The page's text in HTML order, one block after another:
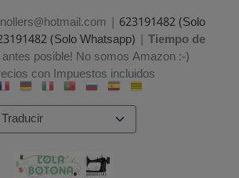
| 623191482 (Solo
(Solo Whatsapp) | Tiempo de
posible! No somos Amazon :-)
con Impuestos incluidos